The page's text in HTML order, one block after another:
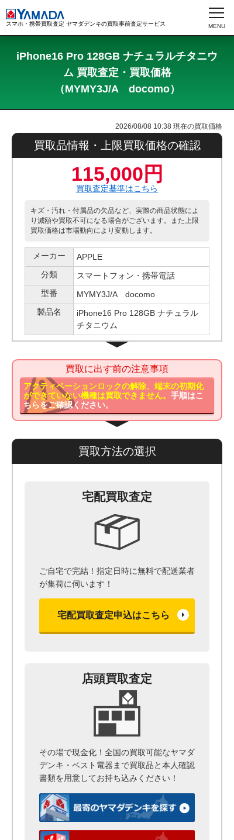
スマホ・携帯買取査定 ヤマダデンキの買取事前査定サービス
iPhone16 Pro 128GB ナチュラルチタニウ
ム 買取査定・買取価格
（MYMY3J/A docomo）
2026/08/08 10:38 現在の買取価格
買取品情報・上限買取価格の確認
115,000円
買取査定基準はこちら
キズ・汚れ・付属品の欠品など、実際の商品状態によ
り減額や買取不可になる場合がございます。また上限
買取価格は市場動向により変動します。
メーカー
APPLE
分類
スマートフォン・携帯電話
型番
MYMY3J/A docomo
製品名
iPhone16 Pro 128GB ナチュラル
チタニウム
買取に出す前の注意事項
アクティベーションロックの解除、端末の初期化
ができていない機種は買取できません。手順はこ
ちらをご確認ください。
買取方法の選択
宅配買取査定
ご自宅で完結！指定日時に無料で配送業者
が集荷に伺います！
宅配買取査定申込はこちら
店頭買取査定
その場で現金化！全国の買取可能なヤマダ
デンキ・ベスト電器まで買取品と本人確認
書類を用意してお持ち込みください！